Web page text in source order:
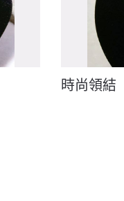
時尚領結